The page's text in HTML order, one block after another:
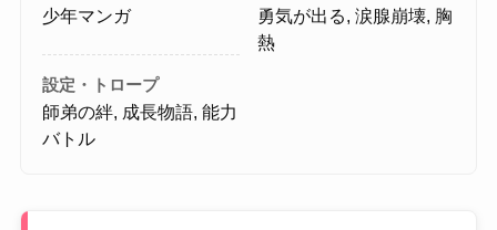
少年マンガ
勇気が出る, 涙腺崩壊, 胸
熱
設定・トロープ
師弟の絆, 成長物語, 能力
バトル